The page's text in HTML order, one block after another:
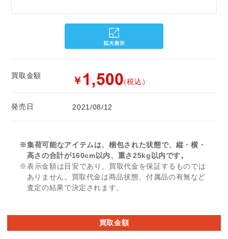
買取金額 ￥ （税込）
発売日 2021/08/12
※集荷可能なアイテムは、梱包された状態で、縦・横・
高さの合計が160cm以内、重さ25kg以内です。
※表示金額は目安であり、買取代金を保証するものでは
ありません。買取代金は商品状態、付属品の有無など
査定の結果で決定されます。
買取金額